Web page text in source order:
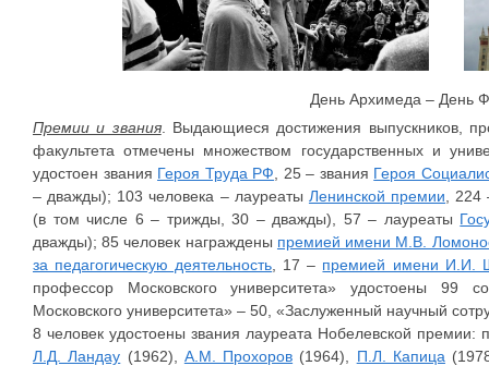
День Архимеда – День
Премии и звания. Выдающиеся достижения выпускников,
факультета отмечены множеством государственных и
удостоен звания Героя Труда РФ , 25 – звания Героя
– дважды); 103 человека – лауреаты Ленинской премии ,
(в том числе 6 – трижды, 30 – дважды), 57 – лауреаты
дважды); 85 человек награждены премией имени М.В.
за педагогическую деятельность , 17 – премией имени И.И.
профессор Московского университета» удостоены 99
Московского университета» – 50, «Заслуженный научный
8 человек удостоены звания лауреата Нобелевской премии:
Л.Д. Ландау (1962), А.М. Прохоров (1964), П.Л. Капица